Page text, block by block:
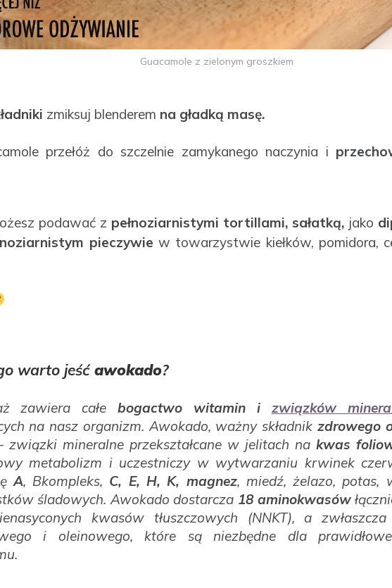
Guacamole z zielonym groszkiem
zmiksuj blenderem na gładką masę.
przełóż do szczelnie zamykanego naczynia i
podawać z pełnoziarnistymi tortillami, sałatką, jako
pieczywie w towarzystwie kiełków, pomidora,
warto jeśćawokado?
zawiera całebogactwo witamin i związków
na nasz organizm. Awokado, ważny składnik zdrowego
związki mineralne przekształcane w jelitach na kwas
metabolizm i uczestniczy w wytwarzaniu krwinek
A, Bkompleks, C, E, H, K, magnez, miedź, żelazo, potas,
śladowych. Awokado dostarcza 18 aminokwasów
kwasów tłuszczowych (NNKT), a
i oleinowego, które są niezbędne dla